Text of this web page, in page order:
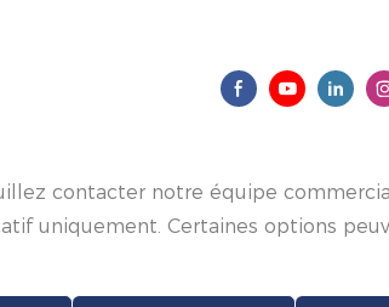
contacter notre équipe
uniquement. Certaines options